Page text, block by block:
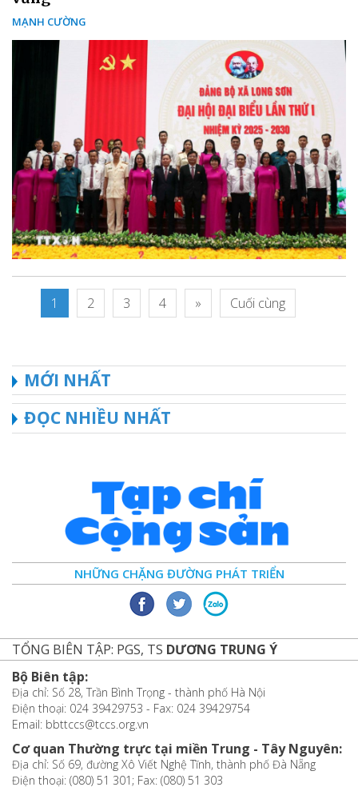
MẠNH CƯỜNG
1 2 3 4 » Cuối cùng
MỚI NHẤT
ĐỌC NHIỀU NHẤT
NHỮNG CHẶNG ĐƯỜNG PHÁT TRIỂN
TỔNG BIÊN TẬP: PGS, TS DƯƠNG TRUNG Ý
Bộ Biên tập:
Địa chỉ: Số 28, Trần Bình Trọng - thành phố Hà Nội
Điện thoại: 024 39429753 - Fax: 024 39429754
Email: bbttccs@tccs.org.vn
Cơ quan Thường trực tại miền Trung - Tây Nguyên:
Địa chỉ: Số 69, đường Xô Viết Nghệ Tĩnh, thành phố Đà Nẵng
Điện thoại: (080) 51 301; Fax: (080) 51 303